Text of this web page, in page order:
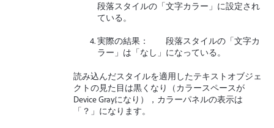
段落スタイルの「文字カラー」に設定され
ている。
実際の結果： 段落スタイルの「文字カ
ラー」は「なし」になっている。
読み込んだスタイルを適用したテキストオブジェ
クトの見た目は黒くなり（カラースペースが
Device Grayになり），カラーパネルの表示は
「？」になります。